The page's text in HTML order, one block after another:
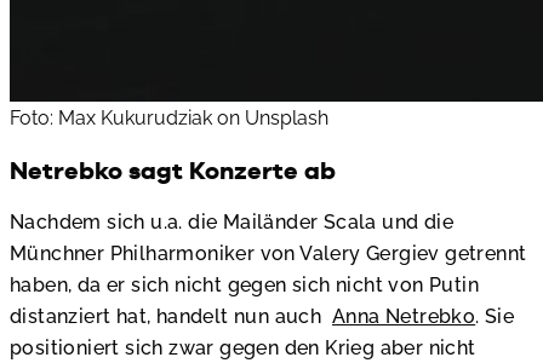
Foto: Max Kukurudziak on Unsplash
Netrebko sagt Konzerte ab
Nachdem sich u.a. die Mailänder Scala und die
Münchner Philharmoniker von Valery Gergiev getrennt
haben, da er sich nicht gegen sich nicht von Putin
distanziert hat, handelt nun auch Anna Netrebko. Sie
positioniert sich zwar gegen den Krieg aber nicht